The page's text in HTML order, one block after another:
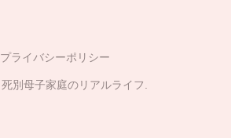
プライバシーポリシー
別母子家庭のリアルライフ.